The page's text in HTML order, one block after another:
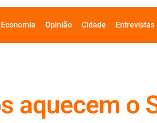
Economia Opinião Cidade Entrevistas
aquecem o